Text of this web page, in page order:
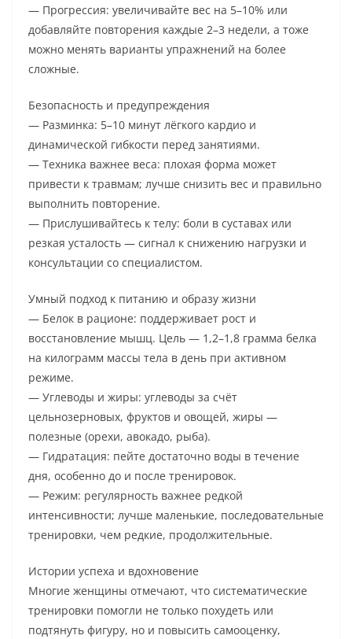
— Прогрессия: увеличивайте вес на 5–10% или
добавляйте повторения каждые 2–3 недели, а тоже
можно менять варианты упражнений на более
сложные.
Безопасность и предупреждения
— Разминка: 5–10 минут лёгкого кардио и
динамической гибкости перед занятиями.
— Техника важнее веса: плохая форма может
привести к травмам; лучше снизить вес и правильно
выполнить повторение.
— Прислушивайтесь к телу: боли в суставах или
резкая усталость — сигнал к снижению нагрузки и
консультации со специалистом.
Умный подход к питанию и образу жизни
— Белок в рационе: поддерживает рост и
восстановление мышц. Цель — 1,2–1,8 грамма белка
на килограмм массы тела в день при активном
режиме.
— Углеводы и жиры: углеводы за счёт
цельнозерновых, фруктов и овощей, жиры —
полезные (орехи, авокадо, рыба).
— Гидратация: пейте достаточно воды в течение
дня, особенно до и после тренировок.
— Режим: регулярность важнее редкой
интенсивности; лучше маленькие, последовательные
тренировки, чем редкие, продолжительные.
Истории успеха и вдохновение
Многие женщины отмечают, что систематические
тренировки помогли не только похудеть или
подтянуть фигуру, но и повысить самооценку,